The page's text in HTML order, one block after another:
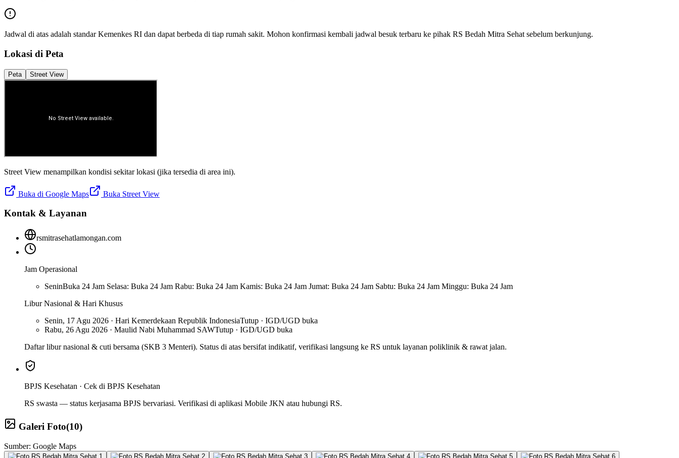
Jadwal di atas adalah standar Kemenkes RI dan dapat berbeda di tiap rumah sakit. Mohon konfirmasi kembali jadwal besuk terbaru ke pihak RS Bedah Mitra Sehat sebelum berkunjung.
Lokasi di Peta
Peta Street View
Street View menampilkan kondisi sekitar lokasi (jika tersedia di area ini).
Buka di Google Maps Buka Street View
Kontak & Layanan
rsmitrasehatlamongan.com
Jam Operasional
SeninBuka 24 Jam Selasa: Buka 24 Jam Rabu: Buka 24 Jam Kamis: Buka 24 Jam Jumat: Buka 24 Jam Sabtu: Buka 24 Jam Minggu: Buka 24 Jam
Libur Nasional & Hari Khusus
Senin, 17 Agu 2026 · Hari Kemerdekaan Republik IndonesiaTutup · IGD/UGD buka
Rabu, 26 Agu 2026 · Maulid Nabi Muhammad SAWTutup · IGD/UGD buka
Daftar libur nasional & cuti bersama (SKB 3 Menteri). Status di atas bersifat indikatif, verifikasi langsung ke RS untuk layanan poliklinik & rawat jalan.
BPJS Kesehatan · Cek di BPJS Kesehatan
RS swasta — status kerjasama BPJS bervariasi. Verifikasi di aplikasi Mobile JKN atau hubungi RS.
Galeri Foto(10)
Sumber: Google Maps